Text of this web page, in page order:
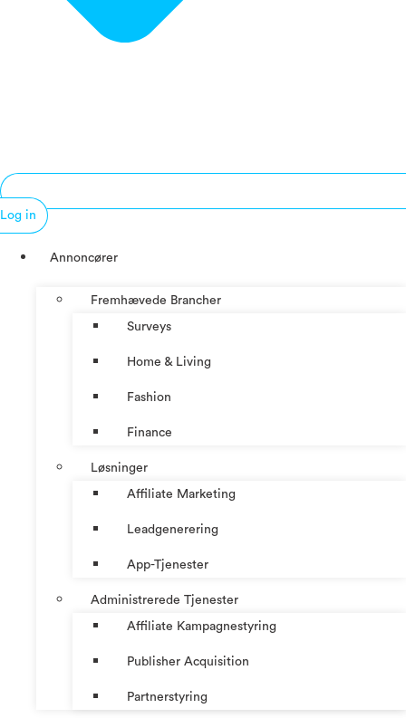
Log in
Annoncører
Fremhævede Brancher
Surveys
Home & Living
Fashion
Finance
Løsninger
Affiliate Marketing
Leadgenerering
App-Tjenester
Administrerede Tjenester
Affiliate Kampagnestyring
Publisher Acquisition
Partnerstyring